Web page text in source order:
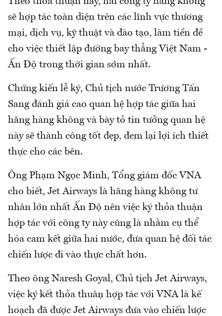
sẽ hợp tác toàn diện trên các lĩnh vực thương
mại, dịch vụ, kỹ thuật và đào tạo, làm tiền đề
cho việc thiết lập đường bay thẳng Việt Nam -
Ấn Độ trong thời gian sớm nhất.
Chứng kiến lễ ký, Chủ tịch nước Trương Tấn
Sang đánh giá cao quan hệ hợp tác giữa hai
hãng hàng không và bày tỏ tin tưởng quan hệ
này sẽ thành công tốt đẹp, đem lại lợi ích thiết
thực cho các bên.
Ông Phạm Ngọc Minh, Tổng giám đốc VNA
cho biết, Jet Airways là hãng hàng không tư
nhân lớn nhất Ấn Độ nên việc ký thỏa thuận
hợp tác với công ty này cũng là nhằm cụ thể
hóa cam kết giữa hai nước, đưa quan hệ đối tác
chiến lược đi vào thực chất hơn.
Theo ông Naresh Goyal, Chủ tịch Jet Airways,
việc ký kết thỏa thuận hợp tác với VNA là kế
hoạch đã được Jet Airways đưa vào chiến lược